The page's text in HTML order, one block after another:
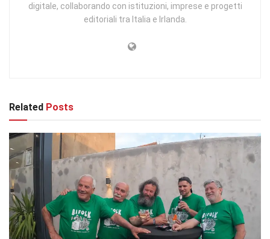
digitale, collaborando con istituzioni, imprese e progetti
editoriali tra Italia e Irlanda.
Related Posts